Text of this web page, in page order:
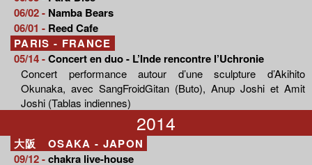
06/02 - Namba Bears
06/01 - Reed Cafe
PARIS - FRANCE
05/14 -Concert en duo - L’Inde rencontre l’Uchronie
Concert performance autour d’une sculpture d’Akihito
Okunaka, avec SangFroidGitan (Buto), Anup Joshi et Amit
Joshi (Tablas indiennes)
2014
大阪 OSAKA - JAPON
09/12 -chakra live-house